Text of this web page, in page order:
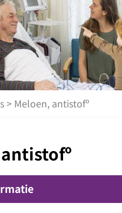
> Meloen, antistofº